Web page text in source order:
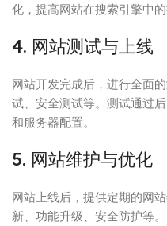
化，提高网站在搜索引擎中的
4. 网站测试与上线
网站开发完成后，进行全面
试、安全测试等。测试通过
和服务器配置。
5. 网站维护与优化
网站上线后，提供定期的网
新、功能升级、安全防护等